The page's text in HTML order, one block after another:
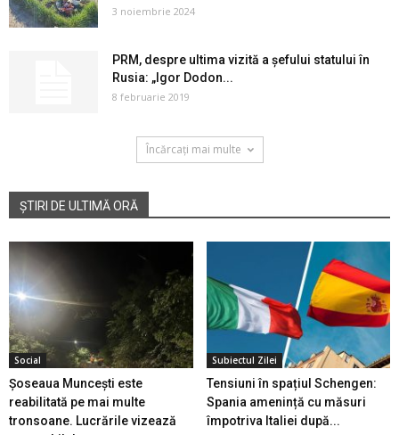
3 noiembrie 2024
PRM, despre ultima vizită a șefului statului în
Rusia: „Igor Dodon...
8 februarie 2019
Încărcați mai multe
ȘTIRI DE ULTIMĂ ORĂ
Social
Șoseaua Muncești este
reabilitată pe mai multe
tronsoane. Lucrările vizează
Subiectul Zilei
Tensiuni în spațiul Schengen:
Spania amenință cu măsuri
împotriva Italiei după...